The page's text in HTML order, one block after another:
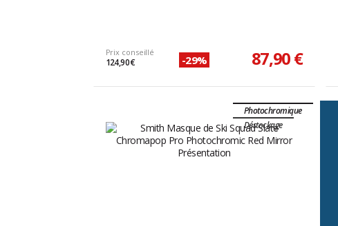
Prix conseillé
124,90 € -29% 87,90 €
Photochromique
Déstockage